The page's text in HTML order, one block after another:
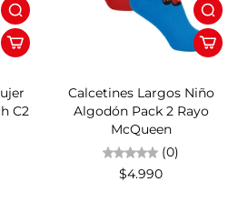
C2
Calcetines Largos Niño
Algodón Pack 2 Rayo
McQueen
(0)
$4.990